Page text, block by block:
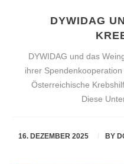
DYWIDAG
DYWIDAG und das
ihrer
Österreichische
Diese
16. DEZEMBER 2025 BY